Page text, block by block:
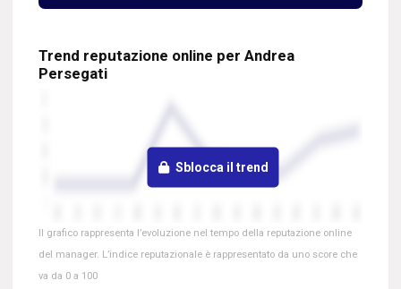
Trend reputazione online per Andrea
Persegati
Sblocca il trend
Il grafico rappresenta l’evoluzione nel tempo della reputazione online
del manager. L’indice reputazionale è rappresentato da uno score che
va da 0 a 100